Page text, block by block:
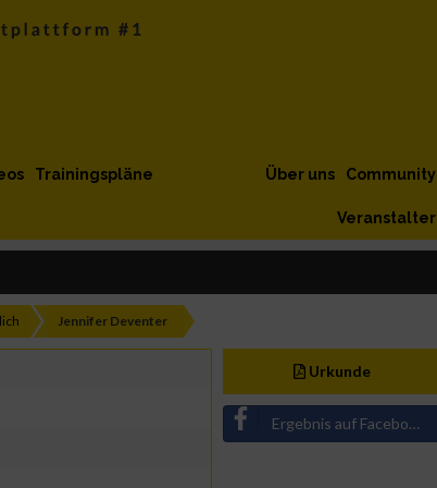
Trainingspläne Community
Über uns
Veranstalter
Jennifer Deventer
Urkunde
Ergebnis auf Facebook teilen